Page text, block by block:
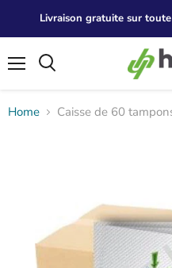
Livraison gratuite sur
Home Caisse de 60